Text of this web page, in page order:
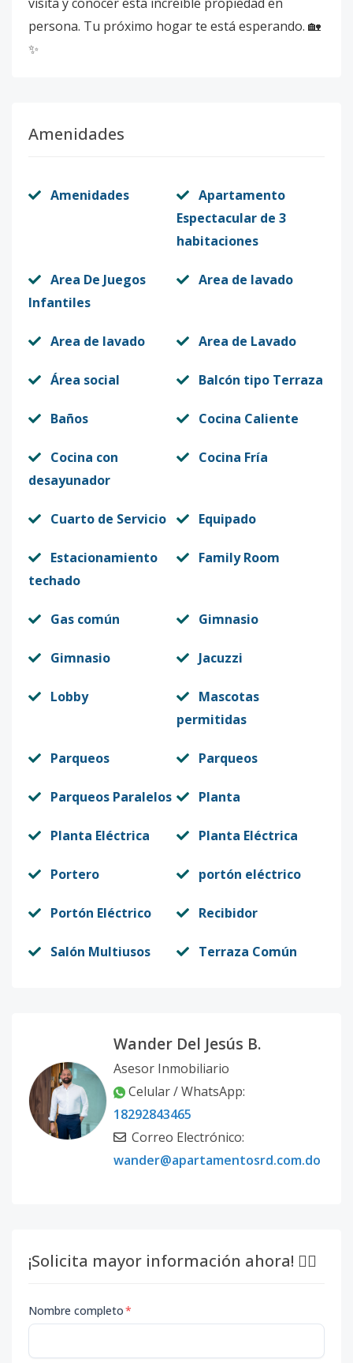
persona. Tu próximo hogar te está esperando. 🏡
✨
Amenidades
Amenidades
Apartamento
Espectacular de 3
habitaciones
Area De Juegos
Infantiles
Area de lavado
Area de lavado Area de Lavado
Área social Balcón tipo Terraza
Baños Cocina Caliente
Cocina con
desayunador
Cocina Fría
Cuarto de Servicio Equipado
Estacionamiento
techado
Family Room
Gas común Gimnasio
Gimnasio Jacuzzi
Lobby
Mascotas
permitidas
Parqueos Parqueos
Parqueos Paralelos Planta
Planta Eléctrica Planta Eléctrica
Portero portón eléctrico
Portón Eléctrico Recibidor
Salón Multiusos Terraza Común
Wander Del Jesús B.
Asesor Inmobiliario
Celular / WhatsApp:
18292843465
Correo Electrónico:
wander@apartamentosrd.com.do
¡Solicita mayor información ahora! 👇🏽
Nombre completo*